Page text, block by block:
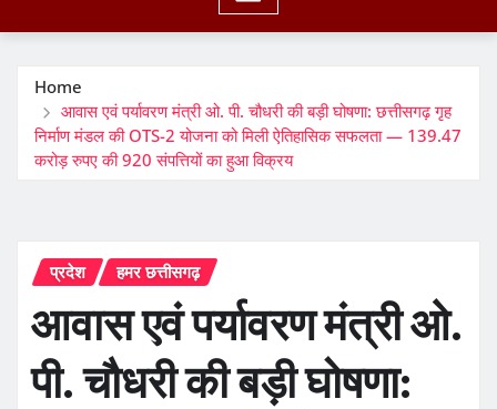
Home
आवास एवं पर्यावरण मंत्री ओ. पी. चौधरी की बड़ी घोषणा: छत्तीसगढ़ गृह
निर्माण मंडल की OTS-2 योजना को मिली ऐतिहासिक सफलता — 139.47
करोड़ रुपए की 920 संपत्तियों का हुआ विक्रय
प्रदेश हमर छत्तीसगढ़
आवास एवं पर्यावरण मंत्री ओ.
पी. चौधरी की बड़ी घोषणा: